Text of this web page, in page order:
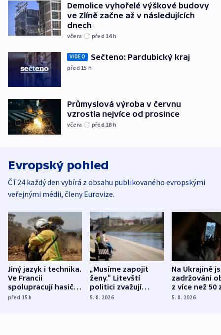
Demolice vyhořelé výškové budovy
ve Zlíně začne až v následujících
dnech
včera před 14h
VIDEO Sečteno: Pardubický kraj
před 15 h
Průmyslová výroba v červnu
vzrostla nejvíce od prosince
včera před 18 h
Evropský pohled
ČT24 každý den vybírá z obsahu publikovaného evropskými
veřejnými médii, členy Eurovize.
Jiný jazyk i technika.
Ve Francii
spolupracují hasiči z
různých zemí
před 15h
„Musíme zapojit
ženy.“ Litevští
politici zvažují
dohodu o
5. 8. 2026
Na Ukrajině
zadržováni
z více než 50
Bojovali na
5. 8. 2026